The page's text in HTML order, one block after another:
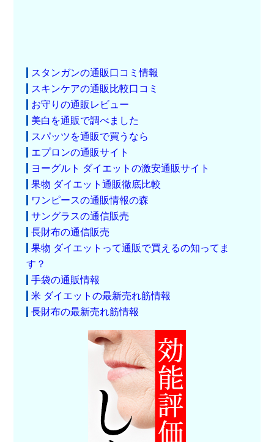
スタンガンの通販口コミ情報
スキンケアの通販比較口コミ
お守りの通販レビュー
美白を通販で調べました
スパッツを通販で買うなら
エプロンの通販サイト
ヨーグルト ダイエットの激安通販サイト
果物 ダイエット通販徹底比較
ワンピースの通販情報の森
サングラスの通信販売
長財布の通信販売
果物 ダイエットって通販で買えるの知ってま
す？
手袋の通販情報
米 ダイエットの最新売れ筋情報
長財布の最新売れ筋情報